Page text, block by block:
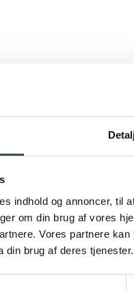
indhold og annoncer, til
om din brug af vores
Vores partnere
din brug af deres tjenester.